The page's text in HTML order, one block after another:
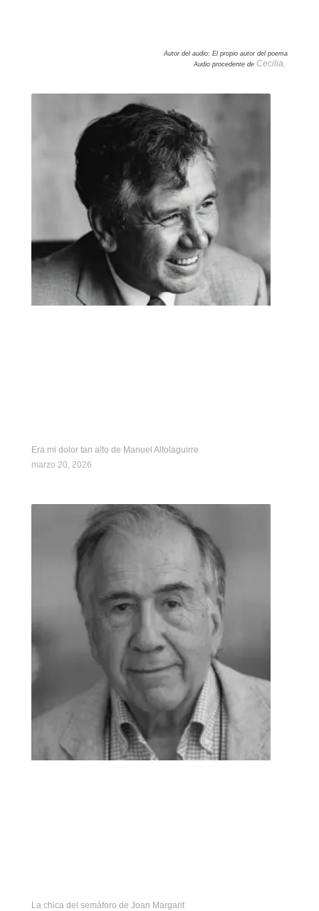
Autor del audio: El propio autor del poema
Audio procedente de Cecilia
Era mi dolor tan alto de Manuel Altolaguirre
marzo 20, 2026
La chica del semáforo de Joan Margarit